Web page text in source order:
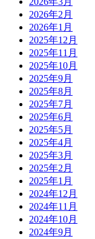
2026年2月
2026年1月
2025年12月
2025年11月
2025年10月
2025年9月
2025年8月
2025年7月
2025年6月
2025年5月
2025年4月
2025年3月
2025年2月
2025年1月
2024年12月
2024年11月
2024年10月
2024年9月